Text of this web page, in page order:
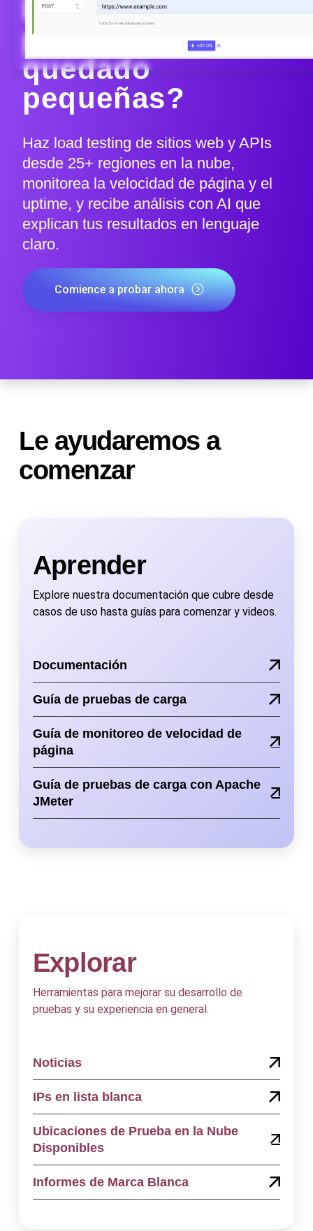
herramientas de
prueba se han
quedado
pequeñas?
Haz load testing de sitios web y APIs
desde 25+ regiones en la nube,
monitorea la velocidad de página y el
uptime, y recibe análisis con AI que
explican tus resultados en lenguaje
claro.
Comience a probar ahora
Le ayudaremos a
comenzar
Aprender
Explore nuestra documentación que cubre desde
casos de uso hasta guías para comenzar y videos.
Documentación
Guía de pruebas de carga
Guía de monitoreo de velocidad de
página
Guía de pruebas de carga con Apache
JMeter
Explorar
Herramientas para mejorar su desarrollo de
pruebas y su experiencia en general.
Noticias
IPs en lista blanca
Ubicaciones de Prueba en la Nube
Disponibles
Informes de Marca Blanca